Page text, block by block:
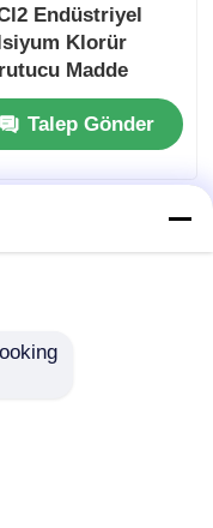
Endüstriyel
Klorür
Madde
25kg/Çuval
52 4
Talep Gönder